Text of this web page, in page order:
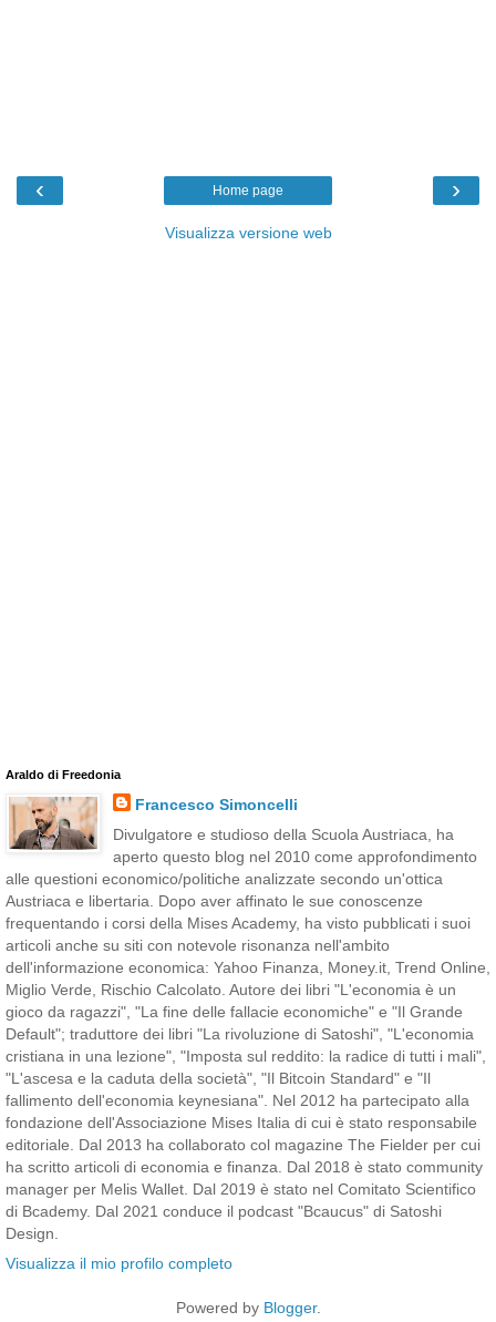
‹ ›
Home page
Visualizza versione web
Araldo di Freedonia
Francesco Simoncelli
Divulgatore e studioso della Scuola Austriaca, ha
aperto questo blog nel 2010 come approfondimento
alle questioni economico/politiche analizzate secondo un'ottica
Austriaca e libertaria. Dopo aver affinato le sue conoscenze
frequentando i corsi della Mises Academy, ha visto pubblicati i suoi
articoli anche su siti con notevole risonanza nell'ambito
dell'informazione economica: Yahoo Finanza, Money.it, Trend Online,
Miglio Verde, Rischio Calcolato. Autore dei libri "L'economia è un
gioco da ragazzi", "La fine delle fallacie economiche" e "Il Grande
Default"; traduttore dei libri "La rivoluzione di Satoshi", "L'economia
cristiana in una lezione", "Imposta sul reddito: la radice di tutti i mali",
"L'ascesa e la caduta della società", "Il Bitcoin Standard" e "Il
fallimento dell'economia keynesiana". Nel 2012 ha partecipato alla
fondazione dell'Associazione Mises Italia di cui è stato responsabile
editoriale. Dal 2013 ha collaborato col magazine The Fielder per cui
ha scritto articoli di economia e finanza. Dal 2018 è stato community
manager per Melis Wallet. Dal 2019 è stato nel Comitato Scientifico
di Bcademy. Dal 2021 conduce il podcast "Bcaucus" di Satoshi
Design.
Visualizza il mio profilo completo
Powered by Blogger.